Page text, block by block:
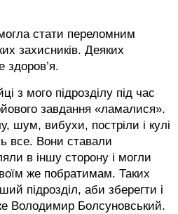
стати переломним
захисників. Деяких
здоров’я.
з мого підрозділу під час
завдання «ламалися».
шум, вибухи, постріли і кулі
все. Вони ставали
в іншу сторону і могли
же побратимам. Таких
підрозділ, аби зберегти і
Володимир Болсуновський.